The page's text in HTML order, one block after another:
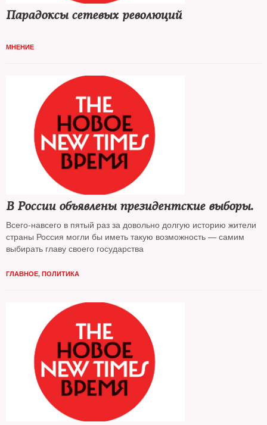
Парадоксы сетевых революций
МНЕНИЕ
В России объявлены президентские выборы.
Всего-навсего в пятый раз за довольно долгую историю жители
страны Россия могли бы иметь такую возможность — самим
выбирать главу своего государства
ГЛАВНОЕ, ПОЛИТИКА